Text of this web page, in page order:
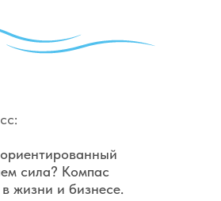
сила? Компас
жизни и бизнесе.